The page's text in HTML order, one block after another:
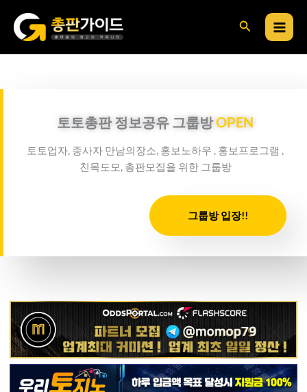
너
검
토토총판 정보공유 그룹방OPEN
토토업자, 종사자 만남의장소, 홍보노하우 , 홍보프로그램 ,
친목도모, 총판모집을 위한 그룹방
그룹방 입장!!